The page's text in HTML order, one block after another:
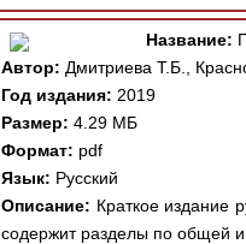
Название:
Автор: Дмитриева Т.Б.,
Год издания: 2019
Размер: 4.29 МБ
Формат: pdf
Язык: Русский
Описание: Краткое издание
содержит разделы по общей и